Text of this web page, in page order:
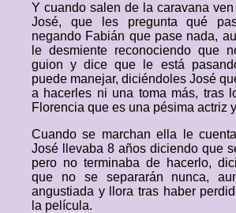
Y cuando salen de la caravana
José, que les pregunta qué
negando Fabián que pase nada,
le desmiente reconociendo que
guion y dice que le está
puede manejar, diciéndoles José
a hacerles ni una toma más, tras
Florencia que es una pésima actriz
Cuando se marchan ella le
José llevaba 8 años diciendo que
pero no terminaba de hacerlo,
que no se separarán nunca,
angustiada y llora tras haber
la película.